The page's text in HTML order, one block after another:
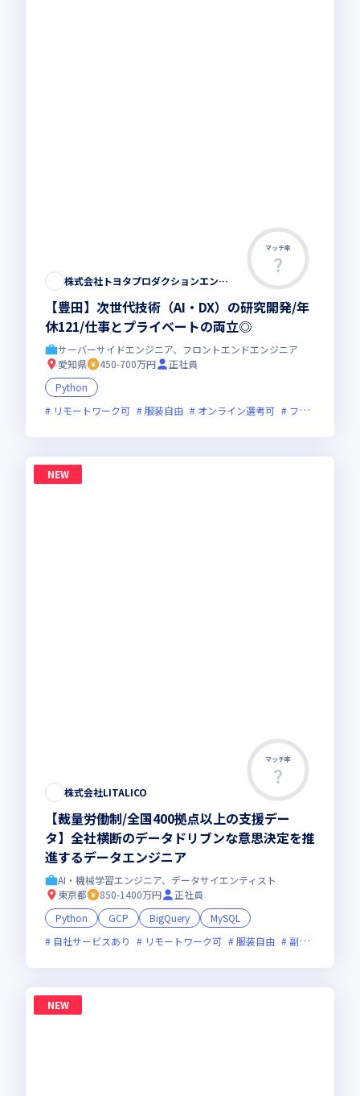
マッチ率
株式会社トヨタプロダクションエンジニアリング
【豊田】次世代技術（AI・DX）の研究開発/年
休121/仕事とプライベートの両立◎
サーバーサイドエンジニア、フロントエンドエンジニア
愛知県
450-700万円
正社員
Python
リモートワーク可
服装自由 オンライン選考可 フレックス制度あり
NEW
マッチ率
株式会社LITALICO
【裁量労働制/全国400拠点以上の支援デー
タ】全社横断のデータドリブンな意思決定を推
進するデータエンジニア
AI・機械学習エンジニア、データサイエンティスト
東京都
850-1400万円
正社員
Python
GCP BigQuery
MySQL
自社サービスあり
リモートワーク可 服装自由 副業可
NEW